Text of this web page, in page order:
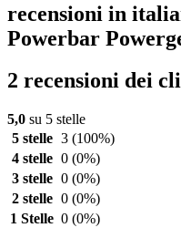
recensioni in
Powerbar
2 recensioni dei
5,0 su 5 stelle
5 stelle 3 (100%)
4 stelle 0 (0%)
3 stelle 0 (0%)
2 stelle 0 (0%)
1 Stelle 0 (0%)